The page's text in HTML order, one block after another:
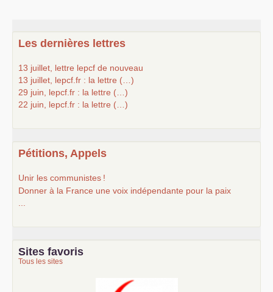
Les dernières lettres
13 juillet, lettre lepcf de nouveau
13 juillet, lepcf.fr : la lettre (…)
29 juin, lepcf.fr : la lettre (…)
22 juin, lepcf.fr : la lettre (…)
Pétitions, Appels
Unir les communistes !
Donner à la France une voix indépendante pour la paix
Sites favoris
Tous les sites